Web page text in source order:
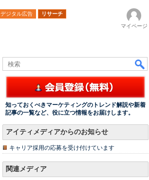
デジタル広告
リサーチ
マイページ
知っておくべきマーケティングのトレンド解説や新着
記事の一覧など、役に立つ情報をお届けします。
アイティメディアからのお知らせ
キャリア採用の応募を受け付けています
関連メディア